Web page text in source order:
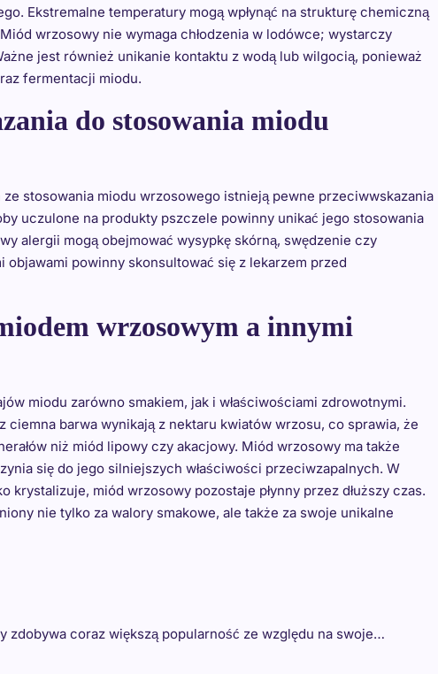
Ekstremalne temperatury mogą wpłynąć na strukturę chemiczną
wrzosowy nie wymaga chłodzenia w lodówce; wystarczy
jest również unikanie kontaktu z wodą lub wilgocią, ponieważ
fermentacji miodu.
do stosowania miodu
stosowania miodu wrzosowego istnieją pewne przeciwwskazania
uczulone na produkty pszczele powinny unikać jego stosowania
alergii mogą obejmować wysypkę skórną, swędzenie czy
powinny skonsultować się z lekarzem przed
wrzosowym a innymi
miodu zarówno smakiem, jak i właściwościami zdrowotnymi.
barwa wynikają z nektaru kwiatów wrzosu, co sprawia, że
niż miód lipowy czy akacjowy. Miód wrzosowy ma także
się do jego silniejszych właściwości przeciwzapalnych. W
miód wrzosowy pozostaje płynny przez dłuższy czas.
nie tylko za walory smakowe, ale także za swoje unikalne
coraz większą popularność ze względu na swoje…